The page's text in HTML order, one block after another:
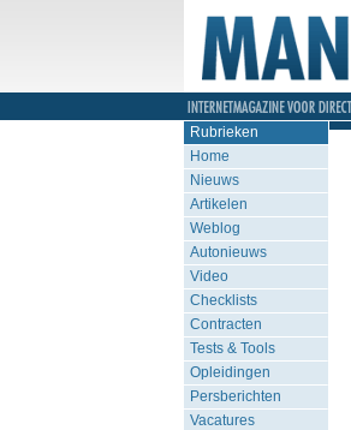
Rubrieken
Home
Nieuws
Artikelen
Weblog
Autonieuws
Video
Checklists
Contracten
Tests & Tools
Opleidingen
Persberichten
Vacatures